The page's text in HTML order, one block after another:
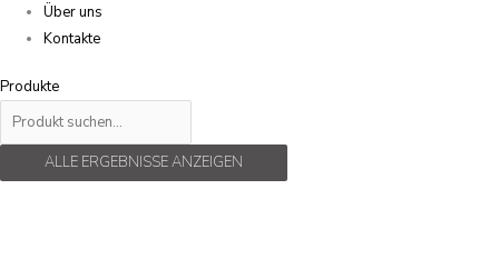
Über uns
Kontakte
Produkte
ALLE ERGEBNISSE ANZEIGEN